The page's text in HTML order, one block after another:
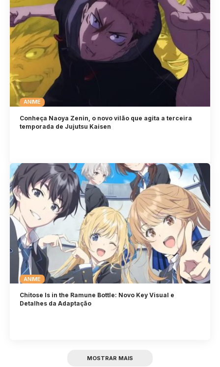
ANIME
Conheça Naoya Zenin, o novo vilão que agita a terceira
temporada de Jujutsu Kaisen
ANIME
Chitose Is in the Ramune Bottle: Novo Key Visual e
Detalhes da Adaptação
MOSTRAR MAIS